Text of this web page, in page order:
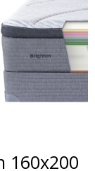
160x200